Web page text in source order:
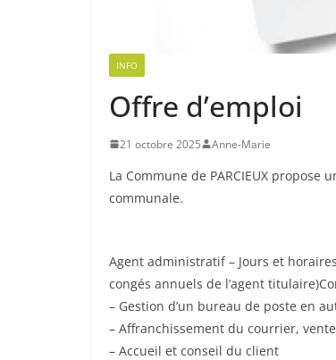
INFO
Offre d’emploi
21 octobre 2025 Anne-Marie
La Commune de PARCIEUX propose
communale.
Agent administratif – Jours et
congés annuels de l’agent
– Gestion d’un bureau de poste en
– Affranchissement du courrier,
– Accueil et conseil du client